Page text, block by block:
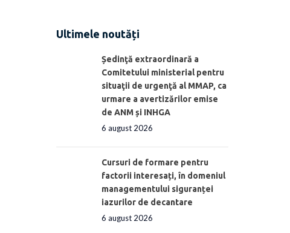
Ultimele noutăți
Ședinţă extraordinară a
Comitetului ministerial pentru
situaţii de urgenţă al MMAP, ca
urmare a avertizărilor emise
de ANM și INHGA
6 august 2026
Cursuri de formare pentru
factorii interesați, în domeniul
managementului siguranței
iazurilor de decantare
6 august 2026